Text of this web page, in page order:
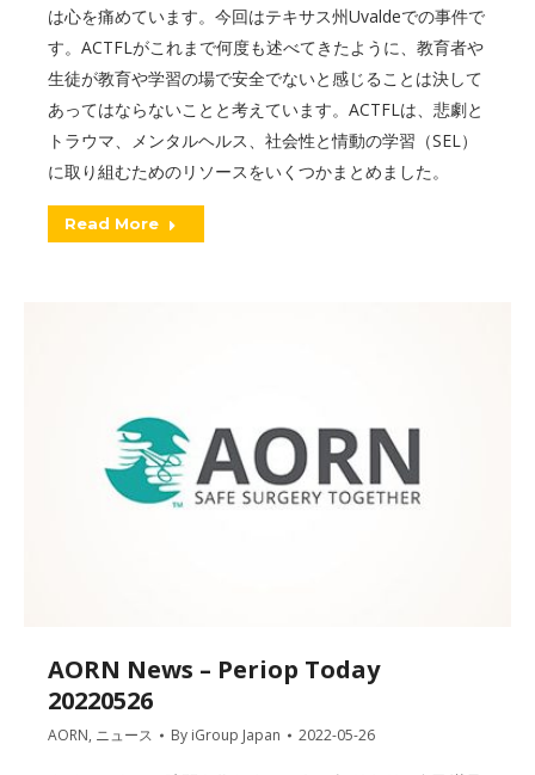
は心を痛めています。今回はテキサス州Uvaldeでの事件で
す。ACTFLがこれまで何度も述べてきたように、教育者や
生徒が教育や学習の場で安全でないと感じることは決して
あってはならないことと考えています。ACTFLは、悲劇と
トラウマ、メンタルヘルス、社会性と情動の学習（SEL）
に取り組むためのリソースをいくつかまとめました。
Read More
AORN News – Periop Today
20220526
AORN, ニュース By iGroup Japan 2022-05-26